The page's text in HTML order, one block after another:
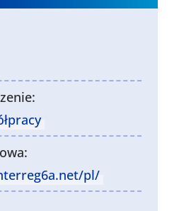
pl/